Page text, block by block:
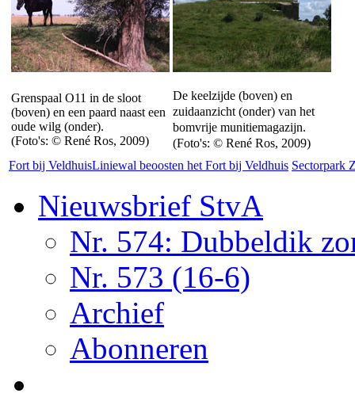
Grenspaal O11 in de sloot
(boven) en een paard naast een
oude wilg (onder).
(Foto's: © René Ros, 2009)
De keelzijde (boven) en
zuidaanzicht (onder) van het
bomvrije munitiemagazijn.
(Foto's: © René Ros, 2009)
Fort bij VeldhuisLiniewal beoosten het Fort bij Veldhuis Sectorpark
Nieuwsbrief StvA
Nr. 574: Dubbeldik
Nr. 573 (16-6)
Archief
Abonneren